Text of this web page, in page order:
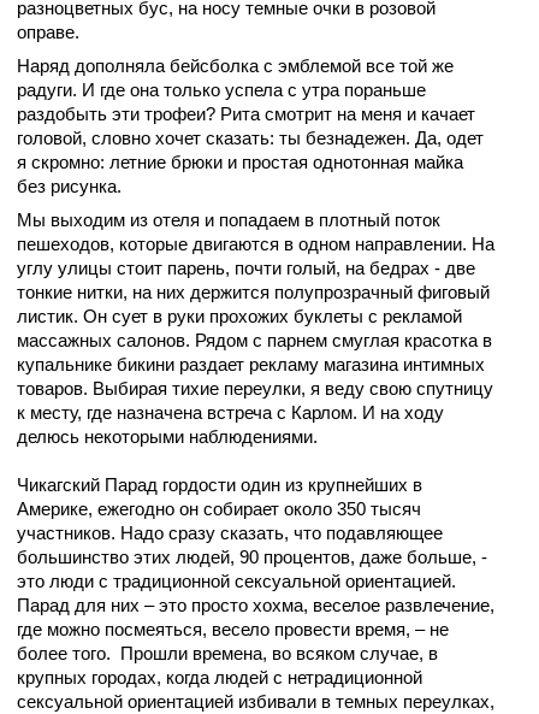
разноцветных бус, на носу темные очки в розовой
оправе.
Наряд дополняла бейсболка с эмблемой все той же
радуги. И где она только успела с утра пораньше
раздобыть эти трофеи? Рита смотрит на меня и качает
головой, словно хочет сказать: ты безнадежен. Да, одет
я скромно: летние брюки и простая однотонная майка
без рисунка.
Мы выходим из отеля и попадаем в плотный поток
пешеходов, которые двигаются в одном направлении. На
углу улицы стоит парень, почти голый, на бедрах - две
тонкие нитки, на них держится полупрозрачный фиговый
листик. Он сует в руки прохожих буклеты с рекламой
массажных салонов. Рядом с парнем смуглая красотка в
купальнике бикини раздает рекламу магазина интимных
товаров. Выбирая тихие переулки, я веду свою спутницу
к месту, где назначена встреча с Карлом. И на ходу
делюсь некоторыми наблюдениями.
Чикагский Парад гордости один из крупнейших в
Америке, ежегодно он собирает около 350 тысяч
участников. Надо сразу сказать, что подавляющее
большинство этих людей, 90 процентов, даже больше, -
это люди с традиционной сексуальной ориентацией.
Парад для них – это просто хохма, веселое развлечение,
где можно посмеяться, весело провести время, – не
более того. Прошли времена, во всяком случае, в
крупных городах, когда людей с нетрадиционной
сексуальной ориентацией избивали в темных переулках,